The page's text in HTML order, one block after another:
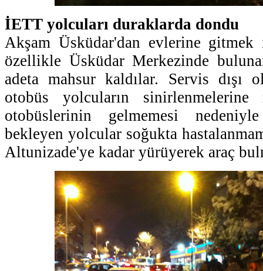
İETT yolcuları duraklarda dondu
Akşam Üsküdar'dan evlerine gitmek
özellikle Üsküdar Merkezinde
adeta mahsur kaldılar. Servis dışı
otobüs yolcuların
otobüslerinin gelmemesi
bekleyen yolcular soğukta
Altunizade'ye kadar yürüyerek araç